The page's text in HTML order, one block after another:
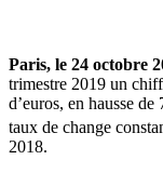
Paris, le 24 octobre
trimestre 2019 un
d’euros, en hausse
taux de change
2018.